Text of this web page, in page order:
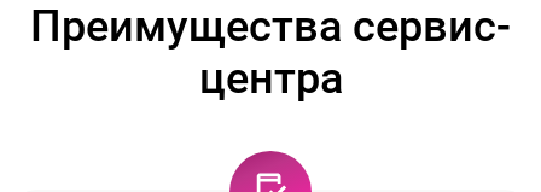
Преимущества сервис-
центра